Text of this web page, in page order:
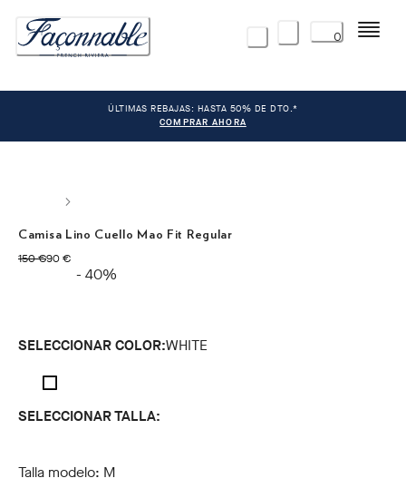
0 Menú
ÚLTIMAS REBAJAS: HASTA 50% DE DTO.*
COMPRAR AHORA
Camisa Lino Cuello Mao Fit Regular
150 €
original price 150 €
90 €
precio actual 90 €
- 40%
SELECCIONAR COLOR:WHITE
SELECCIONAR TALLA:
Talla modelo: M